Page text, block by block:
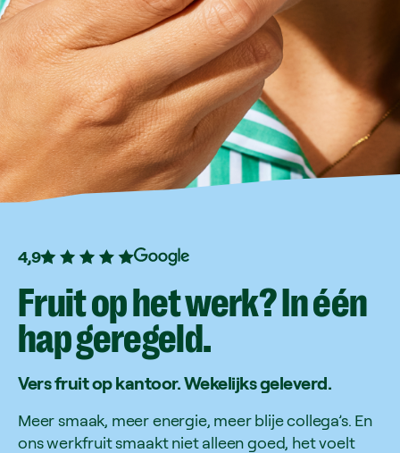
4,9
Fruitophetwerk?Inéén
hapgeregeld.
Versfruitopkantoor.Wekelijksgeleverd.
Meer smaak, meer energie, meer blije collega’s. En
ons werkfruit smaakt niet alleen goed, het voelt